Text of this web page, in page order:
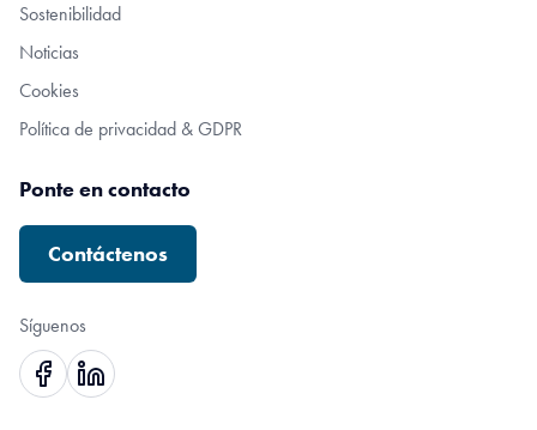
Sostenibilidad
Noticias
Cookies
Política de privacidad & GDPR
Ponte en contacto
Contáctenos
Síguenos